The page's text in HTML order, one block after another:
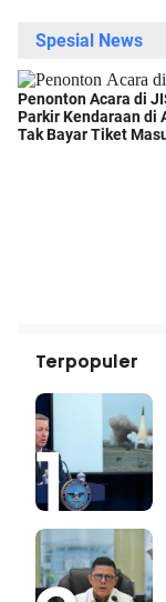
Terpopuler